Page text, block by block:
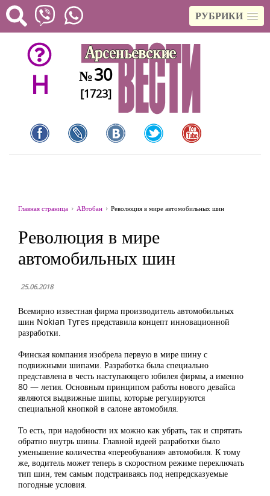
РУБРИКИ
H №30
[1723]
Главная страница АВтобан Революция в мире автомобильных шин
Революция в мире
автомобильных шин
25.06.2018
Всемирно известная фирма производитель автомобильных
шин Nokian Tyres представила концепт инновационной
разработки.
Финская компания изобрела первую в мире шину с
подвижными шипами. Разработка была специально
представлена в честь наступающего юбилея фирмы, а именно
80 — летия. Основным принципом работы нового девайса
являются выдвижные шипы, которые регулируются
специальной кнопкой в салоне автомобиля.
То есть, при надобности их можно как убрать, так и спрятать
обратно внутрь шины. Главной идеей разработки было
уменьшение количества «переобувания» автомобиля. К тому
же, водитель может теперь в скоростном режиме переключать
тип шин, тем самым подстраиваясь под непредсказуемые
погодные условия.